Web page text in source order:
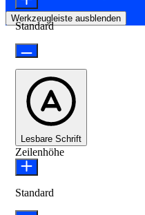
Werkzeugleiste ausblenden
Standard
Lesbare Schrift
Zeilenhöhe
Standard